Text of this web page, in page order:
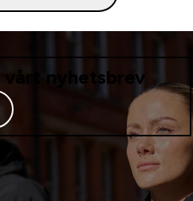
vårt nyhetsbrev